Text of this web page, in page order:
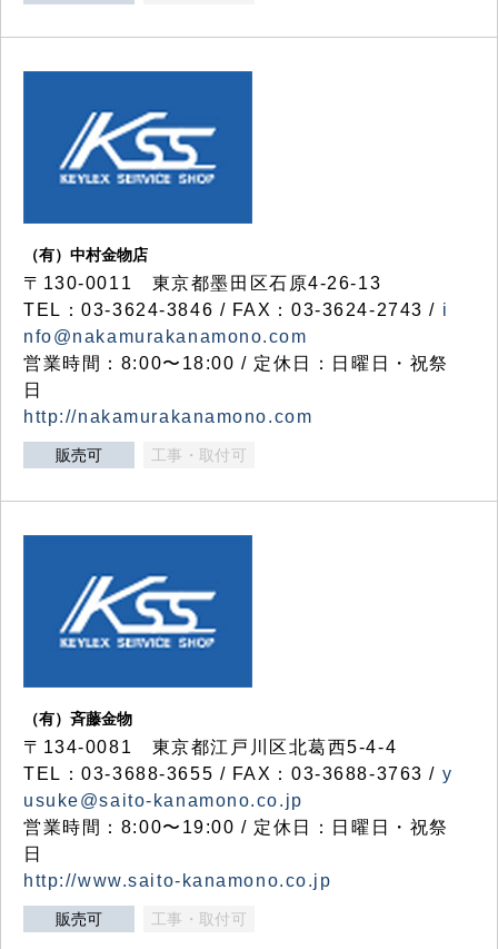
（有）中村金物店
〒130-0011 東京都墨田区石原4-26-13
TEL：03-3624-3846 / FAX：03-3624-2743 / i
nfo@nakamurakanamono.com
営業時間：8:00〜18:00 / 定休日：日曜日・祝祭
日
http://nakamurakanamono.com
販売可 工事・取付可
（有）斉藤金物
〒134-0081 東京都江戸川区北葛西5-4-4
TEL：03-3688-3655 / FAX：03-3688-3763 / y
usuke@saito-kanamono.co.jp
営業時間：8:00〜19:00 / 定休日：日曜日・祝祭
日
http://www.saito-kanamono.co.jp
販売可 工事・取付可